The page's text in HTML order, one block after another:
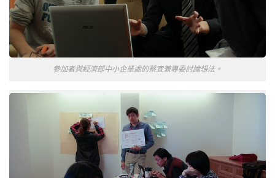
參加者與經濟部中小企業處的蔡宜兼專委討論想法。